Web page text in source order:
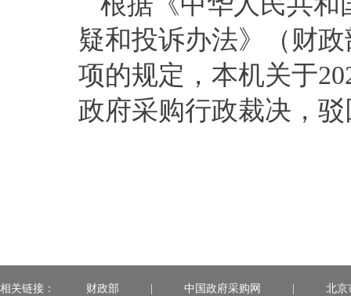
疑和投诉办法》（财
项的规定， 本机关于
政府采购行政裁决 ， 驳
相关链接： 财政部 中国政府采购网 北京